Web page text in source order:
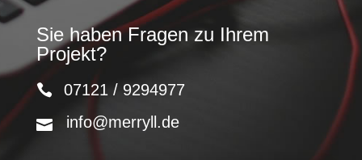
Sie haben Fragen zu Ihrem
Projekt?
07121 / 9294977
info@merryll.de